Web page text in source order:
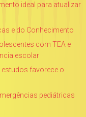
ideal para atualizar
e do Conhecimento
com TEA e
escolar
estudos favorece o
pediátricas